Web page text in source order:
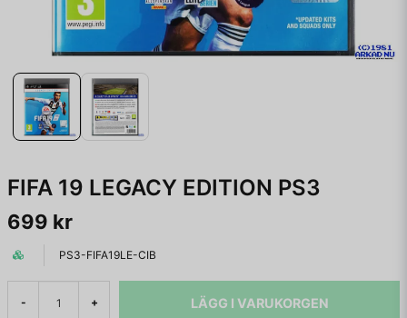
FIFA 19 LEGACY EDITION PS3
699 kr
PS3-FIFA19LE-CIB
- + LÄGG I VARUKORGEN